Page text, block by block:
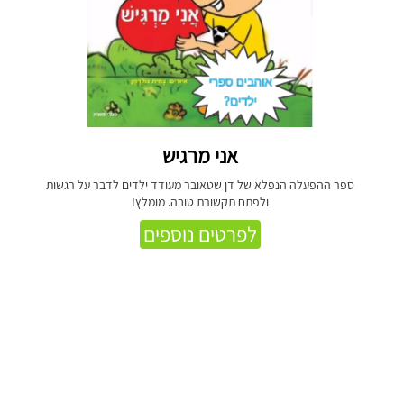
אני מרגיש
ספר ההפעלה הנפלא של דן שטאובר מעודד ילדים לדבר על רגשות
ולפתח תקשורת טובה. מומלץ!
לפרטים נוספים